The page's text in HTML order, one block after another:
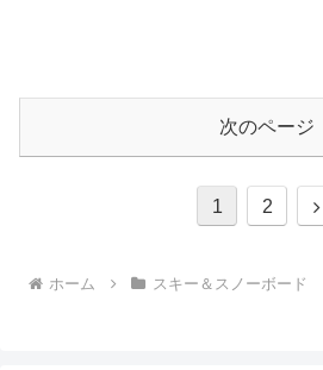
次のページ
1 2
次
ホーム スキー＆スノーボード